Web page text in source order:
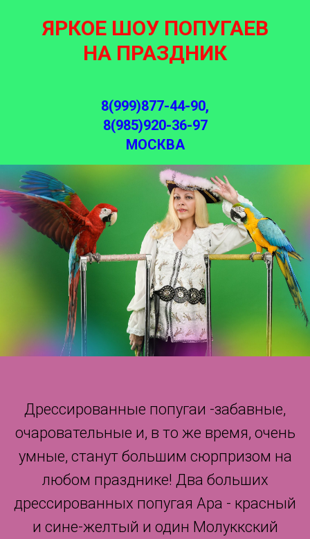
ЯРКОЕ ШОУ ПОПУГАЕВ
НА ПРАЗДНИК
8(999)877-44-90,
8(985)920-36-97
МОСКВА
Дрессированные попугаи -забавные,
очаровательные и, в то же время, очень
умные, станут большим сюрпризом на
любом празднике! Два больших
дрессированных попугая Ара - красный
и сине-желтый и один Молуккский